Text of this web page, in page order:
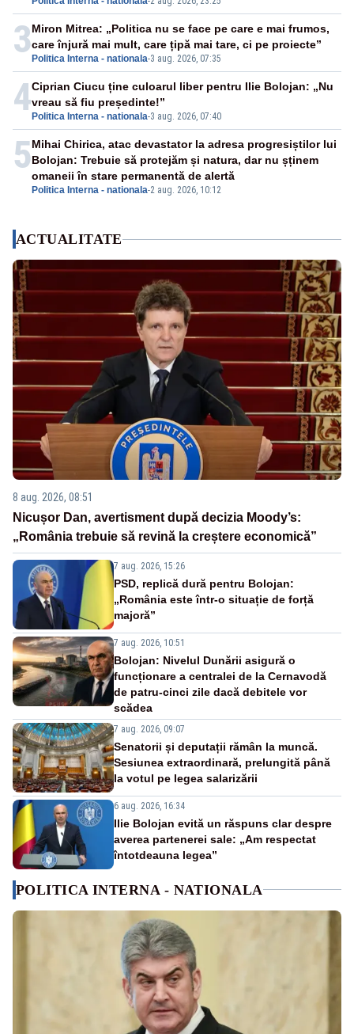
3 Politica Interna - nationala-3 aug. 2026, 07:35
Miron Mitrea: „Politica nu se face pe care e mai frumos,
care înjură mai mult, care țipă mai tare, ci pe proiecte”
4 Politica Interna - nationala-3 aug. 2026, 07:40
Ciprian Ciucu ține culoarul liber pentru Ilie Bolojan: „Nu
vreau să fiu președinte!”
5
Politica Interna - nationala-2 aug. 2026, 10:12
Mihai Chirica, atac devastator la adresa progresiștilor lui
Bolojan: Trebuie să protejăm și natura, dar nu șținem
omaneii în stare permanentă de alertă
ACTUALITATE
8 aug. 2026, 08:51
Nicușor Dan, avertisment după decizia Moody’s:
„România trebuie să revină la creștere economică”
7 aug. 2026, 15:26
PSD, replică dură pentru Bolojan:
„România este într-o situație de forță
majoră”
7 aug. 2026, 10:51
Bolojan: Nivelul Dunării asigură o
funcționare a centralei de la Cernavodă
de patru-cinci zile dacă debitele vor
scădea
7 aug. 2026, 09:07
Senatorii și deputații rămân la muncă.
Sesiunea extraordinară, prelungită până
la votul pe legea salarizării
6 aug. 2026, 16:34
Ilie Bolojan evită un răspuns clar despre
averea partenerei sale: „Am respectat
întotdeauna legea”
POLITICA INTERNA - NATIONALA